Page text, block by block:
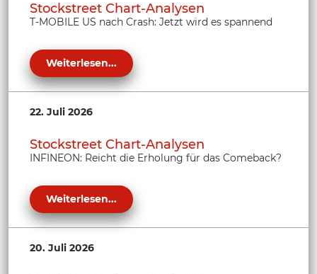
Stockstreet Chart-Analysen
T-MOBILE US nach Crash: Jetzt wird es spannend
Weiterlesen...
22. Juli 2026
Stockstreet Chart-Analysen
INFINEON: Reicht die Erholung für das Comeback?
Weiterlesen...
20. Juli 2026